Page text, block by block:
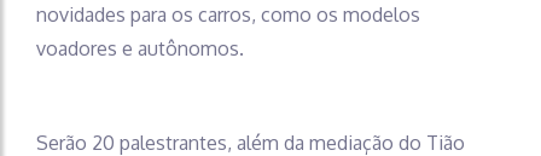
novidades para os carros, como os modelos
voadores e autônomos.
Serão 20 palestrantes, além da mediação do Tião